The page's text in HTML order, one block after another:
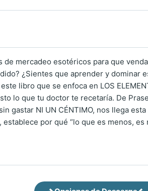
de mercadeo esotéricos para que
¿Sientes que aprender y dominar
libro que se enfoca en LOS
lo que tu doctor te recetaría. De
gastar NI UN CÉNTIMO, nos llega
por qué “lo que es menos, es